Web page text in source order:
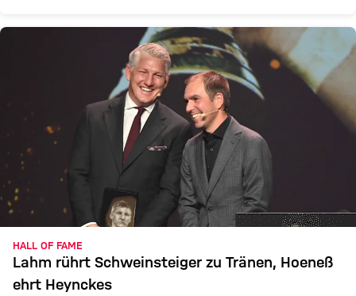
HALL OF FAME
Lahm rührt Schweinsteiger zu Tränen, Hoeneß
ehrt Heynckes